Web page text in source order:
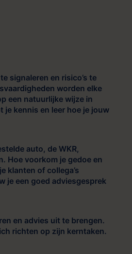
signaleren en risico’s te
worden elke
een natuurlijke wijze in
je kennis en leer hoe je jouw
auto, de WKR,
Hoe voorkom je gedoe en
klanten of collega’s
je een goed adviesgesprek
en advies uit te brengen.
richten op zijn kerntaken.